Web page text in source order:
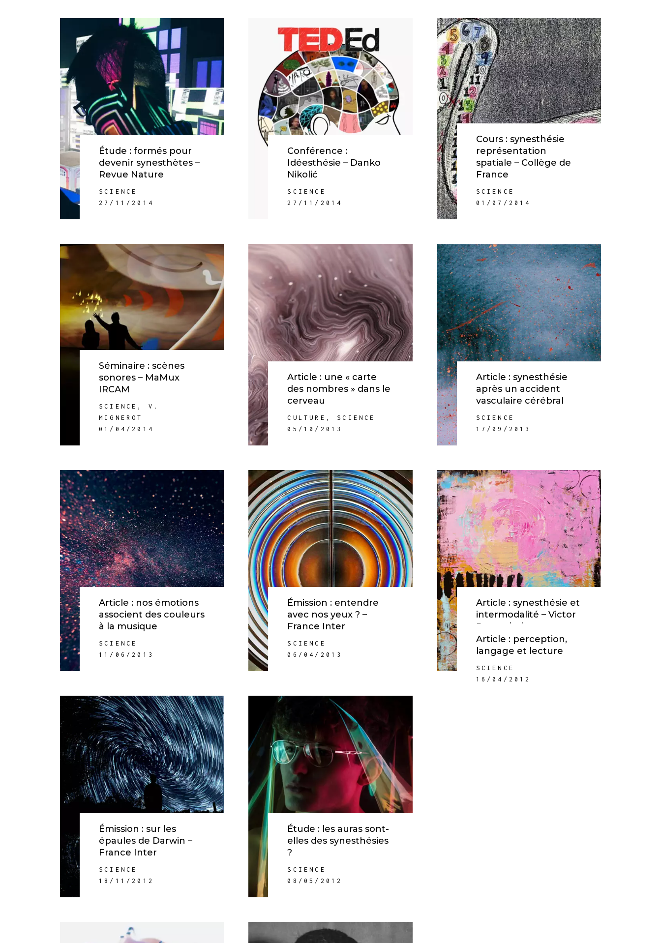
Étude : formés pour
devenir synesthètes –
Revue Nature
SCIENCE
27/11/2014
Conférence :
Idéesthésie – Danko
Nikolić
SCIENCE
27/11/2014
Cours : synesthésie
représentation
spatiale – Collège de
France
SCIENCE
01/07/2014
Séminaire : scènes
sonores – MaMux
IRCAM
SCIENCE , V.
MIGNEROT
01/04/2014
Article : une « carte
des nombres » dans le
cerveau
CULTURE , SCIENCE
05/10/2013
Article : synesthésie
après un accident
vasculaire cérébral
SCIENCE
17/09/2013
Article : nos émotions
associent des couleurs
à la musique
SCIENCE
11/06/2013
Émission : entendre
avec nos yeux ? –
France Inter
SCIENCE
06/04/2013
Article : synesthésie et
intermodalité – Victor
Rosenthal
SCIENCE
07/12/2012
Émission : sur les
épaules de Darwin –
France Inter
SCIENCE
18/11/2012
Étude : les auras sont-
elles des synesthésies
?
SCIENCE
08/05/2012
Article : perception,
langage et lecture
SCIENCE
16/04/2012